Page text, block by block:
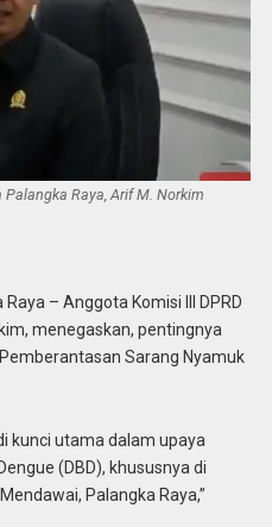
Raya, Arif M. Norkim
– Anggota Komisi III DPRD
menegaskan, pentingnya
Sarang Nyamuk
kunci utama dalam upaya
(DBD), khususnya di
Palangka Raya,”